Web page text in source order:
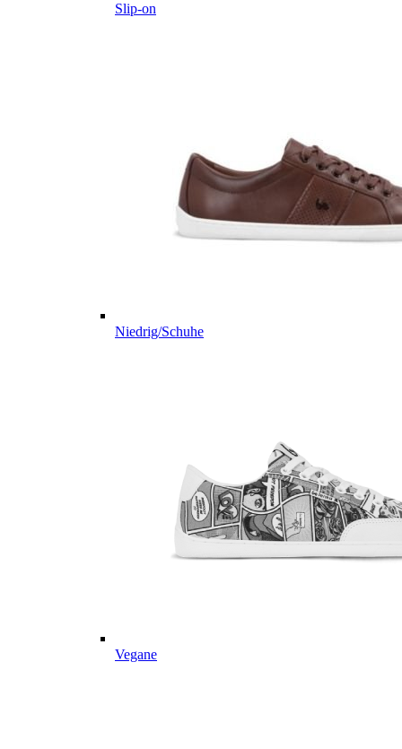
Slip-on
Niedrig/Schuhe
Vegane